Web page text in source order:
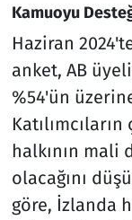
Kamuoyu
Haziran
anket, AB
%54'ün
halkının
olacağını
göre, İzlanda